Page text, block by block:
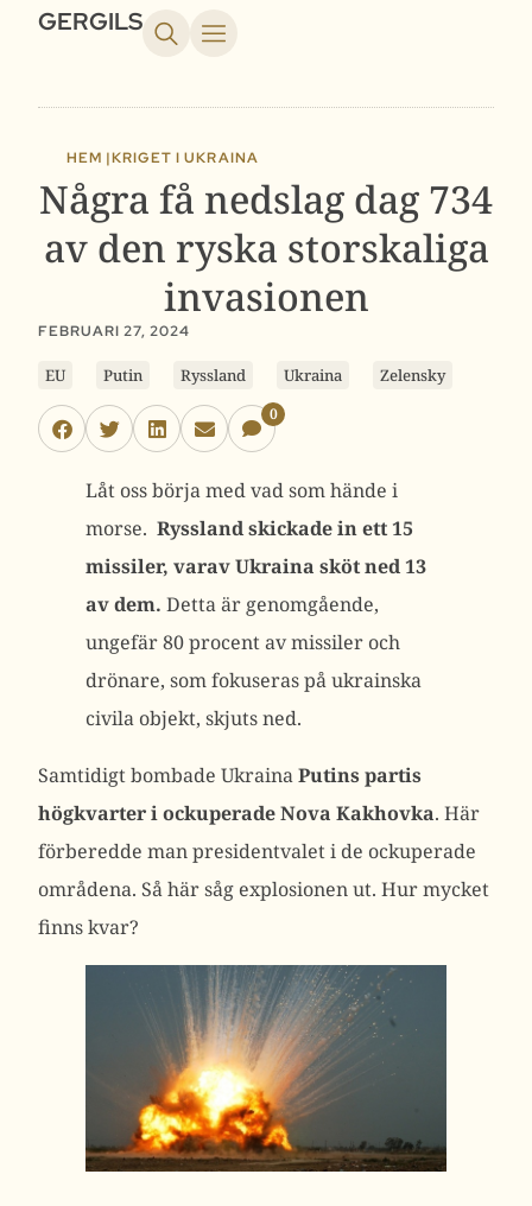
GERGILS
HEM |KRIGET I UKRAINA
Några få nedslag dag 734
av den ryska storskaliga
invasionen
FEBRUARI 27, 2024
EU Putin Ryssland Ukraina Zelensky
0
Låt oss börja med vad som hände i
morse. Ryssland skickade in ett 15
missiler, varav Ukraina sköt ned 13
av dem. Detta är genomgående,
ungefär 80 procent av missiler och
drönare, som fokuseras på ukrainska
civila objekt, skjuts ned.
Samtidigt bombade UkrainaPutins partis
högkvarter i ockuperade Nova Kakhovka. Här
förberedde man presidentvalet i de ockuperade
områdena. Så här såg explosionen ut. Hur mycket
finns kvar?